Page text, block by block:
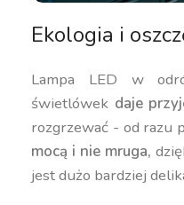
Ekologia i
Lampa LED w
świetlówek daje
rozgrzewać - od razu
mocą i nie mruga,
jest dużo bardziej